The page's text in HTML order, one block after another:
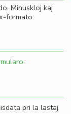
Minuskloj kaj
formato.
.
pri la lastaj